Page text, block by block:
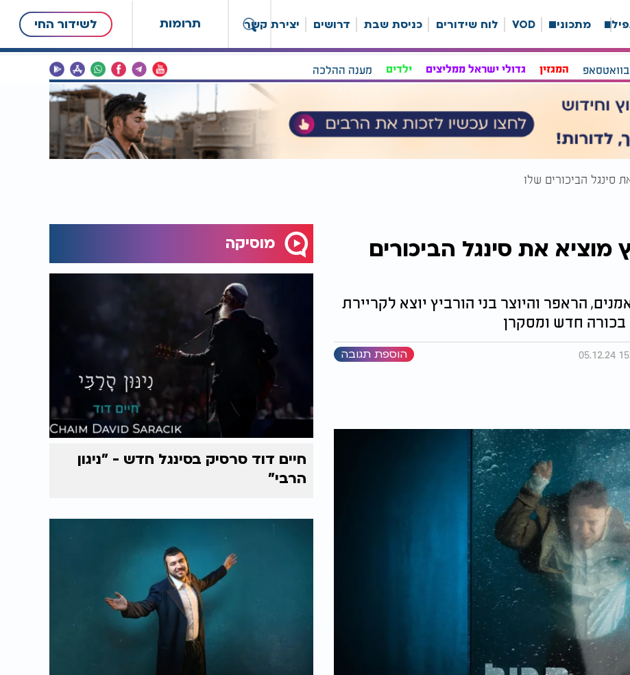
תרומות לשידור החי מתכונים VOD לוח שידורים כניסת שבת דרושים יצירת קשר
המגזין גדולי ישראל ממליצים ילדים מענה ההלכה
סינגל הביכורים שלו
את סינגל הביכורים
הראפר והיוצר בני הורביץ יוצא לקריירת
בכורה חדש ומסקרן
הוספת תגובה
מוסיקה
חיים דוד סרסיק בסינגל חדש - "ניגון
הרבי"